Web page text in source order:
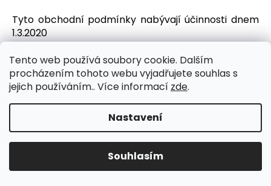
Tento web používá soubory cookie. Dalším
procházením tohoto webu vyjadřujete souhlas s
jejich používáním.. Více informací zde.
Nastavení
Souhlasím
Tyto obchodní podmínky nabývají účinnosti dnem
1.3.2020
Odebírat newsletter
Nezmeškejte žádné novinky či slevy!
E-mail
Vložením e-mailu souhlasíte s